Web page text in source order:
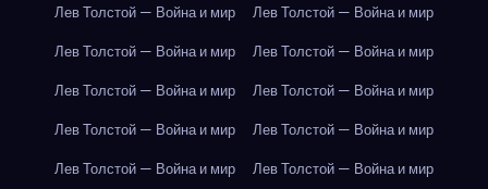
Лев Толстой — Война и мир
Лев Толстой — Война и мир
Лев Толстой — Война и мир
Лев Толстой — Война и мир
Лев Толстой — Война и мир
Лев Толстой — Война и мир
Лев Толстой — Война и мир
Лев Толстой — Война и мир
Лев Толстой — Война и мир
Лев Толстой — Война и мир